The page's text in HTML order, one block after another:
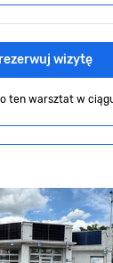
wizytę
ten warsztat w